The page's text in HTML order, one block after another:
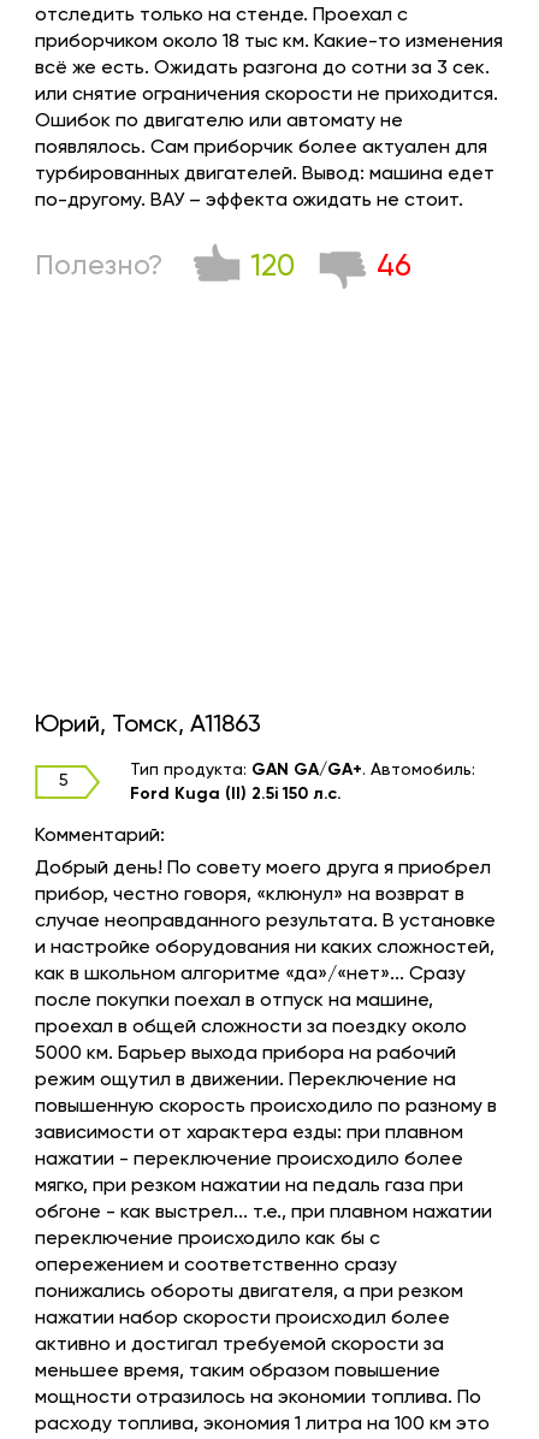
отследить только на стенде. Проехал с
приборчиком около 18 тыс км. Какие-то изменения
всё же есть. Ожидать разгона до сотни за 3 сек.
или снятие ограничения скорости не приходится.
Ошибок по двигателю или автомату не
появлялось. Сам приборчик более актуален для
турбированных двигателей. Вывод: машина едет
по-другому. ВАУ – эффекта ожидать не стоит.
Полезно? 120 46
Юрий, Томск, A11863
5
Тип продукта: GAN GA/GA+. Автомобиль:
Ford Kuga (II) 2.5i 150 л.с.
Комментарий:
Добрый день! По совету моего друга я приобрел
прибор, честно говоря, «клюнул» на возврат в
случае неоправданного результата. В установке
и настройке оборудования ни каких сложностей,
как в школьном алгоритме «да»/«нет»... Сразу
после покупки поехал в отпуск на машине,
проехал в общей сложности за поездку около
5000 км. Барьер выхода прибора на рабочий
режим ощутил в движении. Переключение на
повышенную скорость происходило по разному в
зависимости от характера езды: при плавном
нажатии - переключение происходило более
мягко, при резком нажатии на педаль газа при
обгоне - как выстрел... т.е., при плавном нажатии
переключение происходило как бы с
опережением и соответственно сразу
понижались обороты двигателя, а при резком
нажатии набор скорости происходил более
активно и достигал требуемой скорости за
меньшее время, таким образом повышение
мощности отразилось на экономии топлива. По
расходу топлива, экономия 1 литра на 100 км это